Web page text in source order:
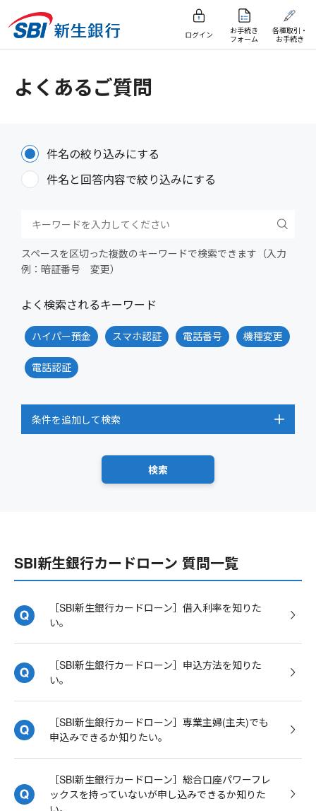
ログイン
お手続き
フォーム
各種取引・
お手続き
よくあるご質問
件名の絞り込みにする
件名と回答内容で絞り込みにする
スペースを区切った複数のキーワードで検索できます（入力
例：暗証番号 変更）
よく検索されるキーワード
ハイパー預金 スマホ認証 電話番号 機種変更
電話認証
条件を追加して検索
SBI新生銀行カードローン 質問一覧
［SBI新生銀行カードローン］借入利率を知りた
い。
［SBI新生銀行カードローン］申込方法を知りた
い。
［SBI新生銀行カードローン］専業主婦(主夫)でも
申込みできるか知りたい。
［SBI新生銀行カードローン］総合口座パワーフレ
ックスを持っていないが申し込みできるか知りた